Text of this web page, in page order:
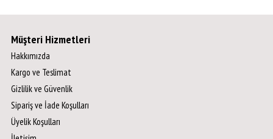
Müşteri Hizmetleri
Hakkımızda
Kargo ve Teslimat
Gizlilik ve Güvenlik
Sipariş ve İade Koşulları
Üyelik Koşulları